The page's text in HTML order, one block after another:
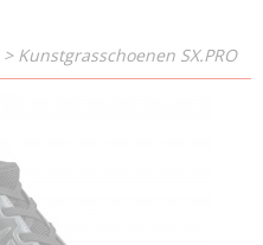
> Kunstgrasschoenen SX.PRO